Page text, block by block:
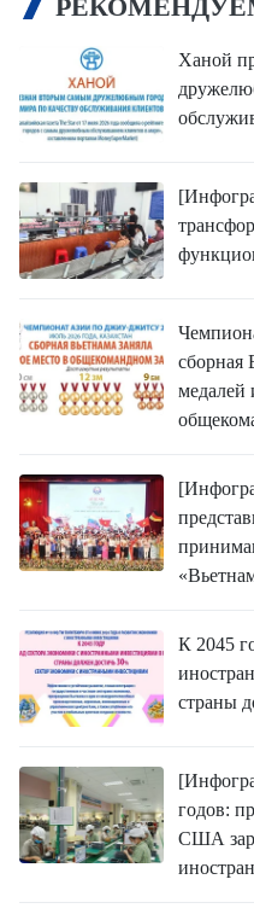
Ханой
сборная
медалей
К 2045
страны
годов:
США